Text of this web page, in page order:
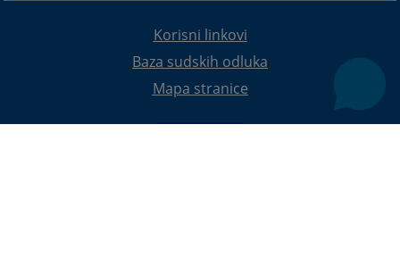
Korisni linkovi
Baza sudskih odluka
Mapa stranice